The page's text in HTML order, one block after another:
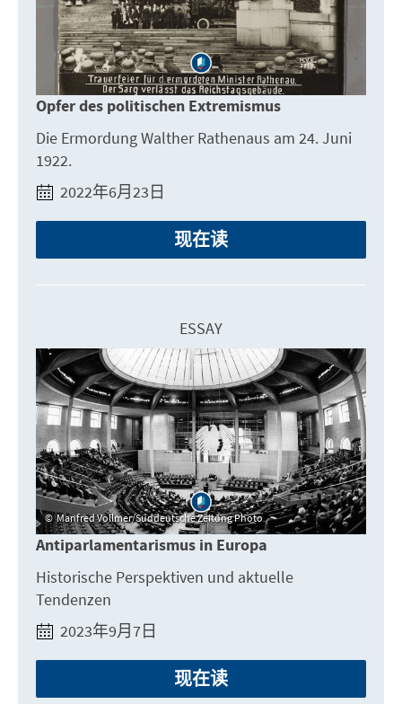
Opfer des politischen Extremismus
Die Ermordung Walther Rathenaus am 24. Juni
1922.
2022年6月23日
现在读
ESSAY
Manfred Vollmer/Süddeutsche Zeitung Photo
Antiparlamentarismus in Europa
Historische Perspektiven und aktuelle
Tendenzen
2023年9月7日
现在读